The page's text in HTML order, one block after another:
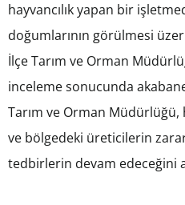
hayvancılık yapan bir
doğumlarının görülmesi
İlçe Tarım ve Orman
inceleme sonucunda
Tarım ve Orman Müdürlüğü,
ve bölgedeki üreticilerin
tedbirlerin devam edeceğini